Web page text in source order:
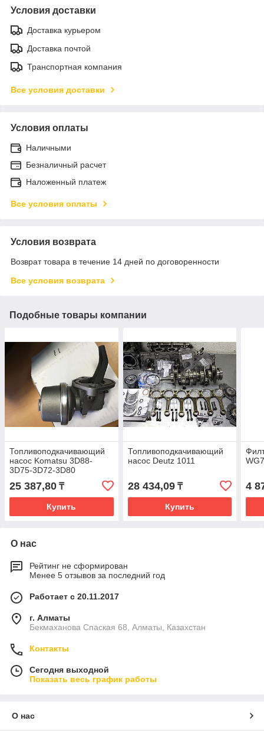
Условия доставки
Доставка курьером
Доставка почтой
Транспортная компания
Все условия доставки
Условия оплаты
Наличными
Безналичный расчет
Наложенный платеж
Все условия оплаты
Условия возврата
Возврат товара в течение 14 дней по договоренности
Все условия возврата
Подобные товары компании
Топливоподкачивающий
насос Komatsu 3D88-
3D75-3D72-3D80
25 387,80 ₸
Купить
Топливоподкачивающий
насос Deutz 1011
28 434,09₸
Купить
4
О нас
Рейтинг не сформирован
Менее 5 отзывов за последний год
Работает с 20.11.2017
г. Алматы
Бекмаханова Спаская 68, Алматы, Казахстан
Контакты
Сегодня выходной
Показать весь график работы
О нас